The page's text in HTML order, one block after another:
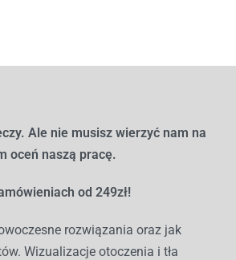
Ale nie musisz wierzyć nam na
oceń naszą pracę.
od 249zł!
rozwiązania oraz jak
Wizualizacje otoczenia i tła